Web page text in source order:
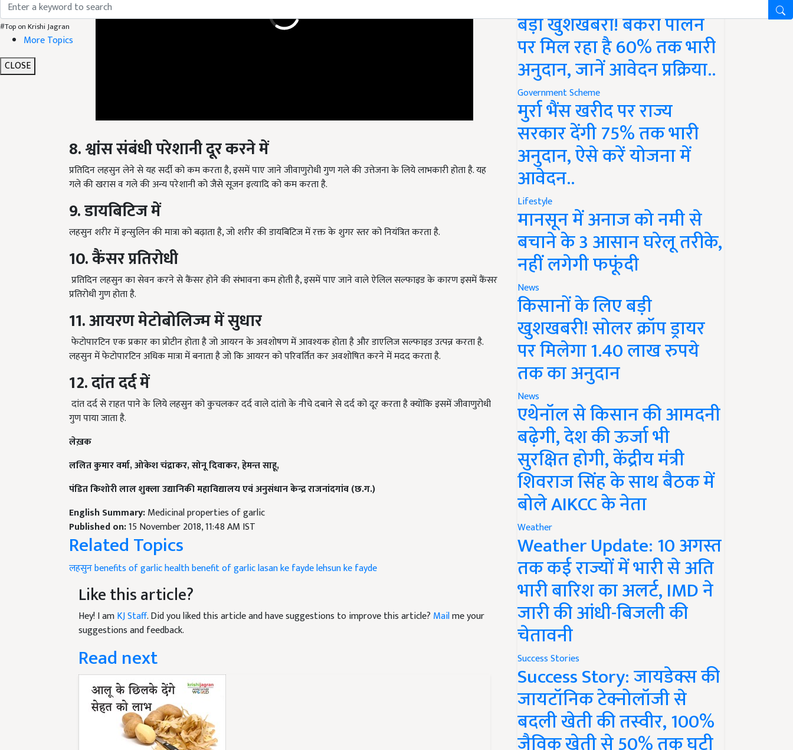
#Top on Krishi Jagran
More Topics
CLOSE
8. श्वांस संबंधी परेशानी दूर करने में
प्रतिदिन लहसुन लेने से यह सर्दी को कम करता है, इसमें पाए जाने जीवाणुरोधी गुण गले की उत्तेजना के लिये लाभकारी होता है. यह
गले की खरास व गले की अन्य परेशानी को जैसे सूजन इत्यादि को कम करता है.
9. डायबिटिज में
लहसुन शरीर में इन्सुलिन की मात्रा को बढ़ाता है, जो शरीर की डायबिटिज में रक्त के शुगर स्तर को नियंत्रित करता है.
10. कैंसर प्रतिरोधी
प्रतिदिन लहसुन का सेवन करने से कैंसर होने की संभावना कम होती है, इसमें पाए जाने वाले ऐलिल सल्फाइड के कारण इसमें कैंसर
प्रतिरोधी गुण होता है.
11. आयरण मेटोबोलिज्म में सुधार
फेटोपारटिन एक प्रकार का प्रोटीन होता है जो आयरन के अवशोषण में आवश्यक होता है और डाएलिज सल्फाइड उत्पन्न करता है.
लहसुन में फेटोपारटिन अधिक मात्रा में बनाता है जो कि आयरन को परिवर्तित कर अवशोषित करने में मदद करता है.
12. दांत दर्द में
दांत दर्द से राहत पाने के लिये लहसुन को कुचलकर दर्द वाले दांतो के नीचे दबाने से दर्द को दूर करता है क्योंकि इसमें जीवाणुरोधी
गुण पाया जाता है.
लेख़क
पंडित किशोरी लाल शुक्ला उद्यानिकी महाविद्यालय एवं अनुसंधान केन्द्र राजनांदगांव (छ.ग.)
English Summary:
Medicinal properties of garlic
Published on:15 November 2018, 11:48 AM IST
Related Topics
लहसुनbenefits of garlichealth benefit of garlic
Like this article?
Hey! I amKJ Staff. Did you liked this article and have suggestions to improve this article?
suggestions and feedback.
Read next
बड़ी खुशखबरी! बकरी पालन
पर मिल रहा है 60% तक भारी
अनुदान, जानें आवेदन प्रक्रिया..
Government Scheme
मुर्रा भैंस खरीद पर राज्य
सरकार देंगी 75% तक भारी
अनुदान, ऐसे करें योजना में
आवेदन..
Lifestyle
मानसून में अनाज को नमी से
बचाने के 3 आसान घरेलू तरीके,
नहीं लगेगी फफूंदी
News
किसानों के लिए बड़ी
खुशखबरी! सोलर क्रॉप ड्रायर
पर मिलेगा 1.40 लाख रुपये
तक का अनुदान
News
एथेनॉल से किसान की आमदनी
बढ़ेगी, देश की ऊर्जा भी
सुरक्षित होगी, केंद्रीय मंत्री
शिवराज सिंह के साथ बैठक में
बोले AIKCC के नेता
Weather
Weather Update: 10 अगस्त
तक कई राज्यों में भारी से अति
भारी बारिश का अलर्ट, IMD ने
जारी की आंधी-बिजली की
चेतावनी
Success Stories
Success Story: जायडेक्स की
जायटॉनिक टेक्नोलॉजी से
बदली खेती की तस्वीर, 100%